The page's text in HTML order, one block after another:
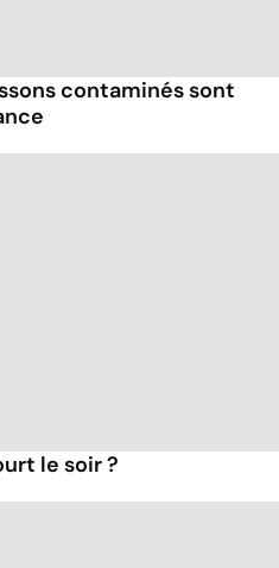
contaminés sont
le soir ?